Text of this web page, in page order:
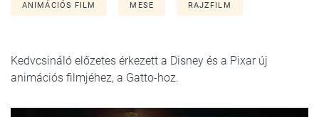
ANIMÁCIÓS FILM MESE RAJZFILM
Kedvcsináló előzetes érkezett a Disney és a Pixar új
animációs filmjéhez, a Gatto-hoz.